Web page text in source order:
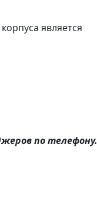
является
по телефону.